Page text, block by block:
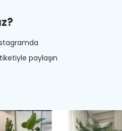
paylaşın